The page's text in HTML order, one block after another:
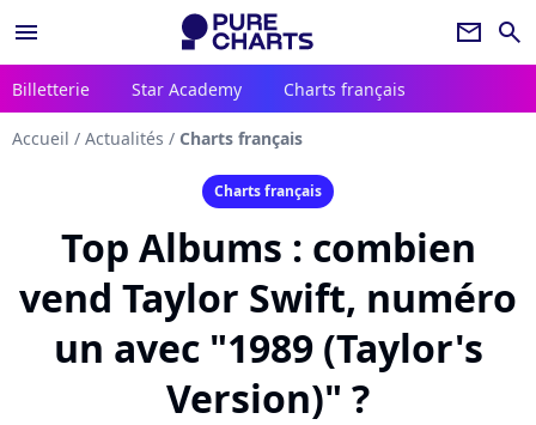
menu newsletter search
Billetterie Star Academy Charts français
Accueil / Actualités / Charts français
Charts français
Top Albums : combien
vend Taylor Swift, numéro
un avec "1989 (Taylor's
Version)" ?